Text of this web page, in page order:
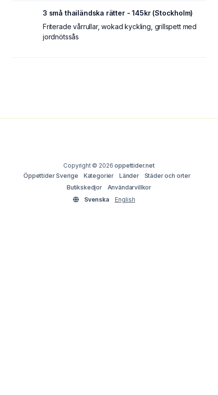
3 små thailändska rätter - 145kr (Stockholm)
Friterade vårrullar, wokad kyckling, grillspett med
jordnötssås
Copyright © 2026oppettider.net
Öppettider Sverige
Kategorier Länder
Städer och orter
Butikskedjor
Användarvillkor
Svenska
English